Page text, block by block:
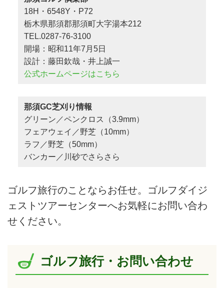
18H・6548Y・P72
栃木県那須郡那須町大字湯本212
TEL.0287-76-3100
開場：昭和11年7月5日
設計：藤田欽哉・井上誠一
公式ホームページはこちら
那須GC芝刈り情報
グリーン／ペンクロス（3.9mm）
フェアウェイ／野芝（10mm）
ラフ／野芝（50mm）
バンカー／川砂でさらさら
ゴルフ旅行のことならお任せ。ゴルフダイジ
ェストツアーセンターへお気軽にお問い合わ
せください。
ゴルフ旅行・お問い合わせ